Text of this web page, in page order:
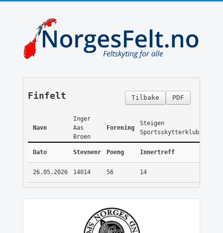
PDF
Tilbake
Finfelt
Navn
Inger
Aas
Broen
Forening
Steigen
Sportsskytterklubb
Dato Stevnenr Poeng Innertreff
26.05.2026 14014 56 14